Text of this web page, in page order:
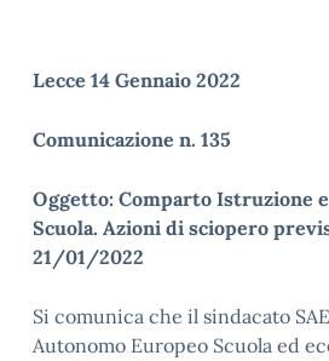
Lecce 14 Gennaio 2022
Comunicazione n. 135
Oggetto: Comparto Istruzione
Scuola. Azioni di sciopero
21/01/2022
Si comunica che il sindacato
Autonomo Europeo Scuola ed